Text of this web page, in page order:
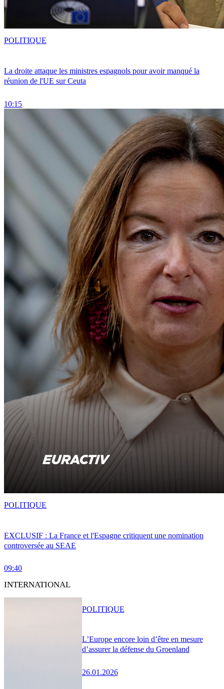
La droite attaque les ministres espagnols pour avoir manqué la
réunion de l'UE sur Ceuta
10:15
POLITIQUE
EXCLUSIF : La France et l'Espagne critiquent une nomination
controversée au SEAE
09:40
POLITIQUE
INTERNATIONAL
L’Europe encore loin d’être en mesure
d’assurer la défense du Groenland
26.01.2026
POLITIQUE